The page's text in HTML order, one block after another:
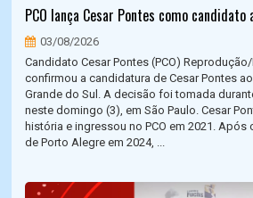
PCO lança Cesar Pontes como candidato
03/08/2026
Candidato Cesar Pontes (PCO) Reprodução/
confirmou a candidatura de Cesar Pontes
Grande do Sul. A decisão foi tomada
neste domingo (3), em São Paulo. Cesar
história e ingressou no PCO em 2021. Após
de Porto Alegre em 2024, ...